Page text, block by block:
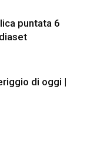
puntata 6
di oggi |